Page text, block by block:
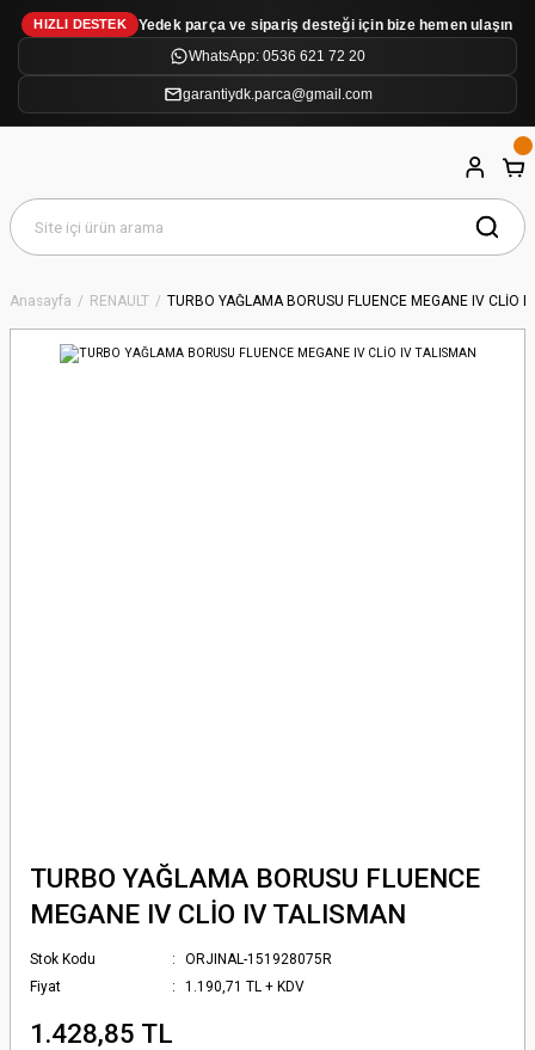
HIZLI DESTEK
Yedek parça ve sipariş desteği için bize hemen ulaşın
WhatsApp: 0536 621 72 20
garantiydk.parca@gmail.com
Anasayfa RENAULT TURBO YAĞLAMA BORUSU FLUENCE MEGANE IV CLİO
TURBO YAĞLAMA BORUSU FLUENCE
MEGANE IV CLİO IV TALISMAN
Stok Kodu
ORJINAL-151928075R
Fiyat
1.190,71 TL + KDV
1.428,85 TL